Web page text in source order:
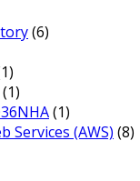
(6)
(1)
(1)
Services (AWS) (8)